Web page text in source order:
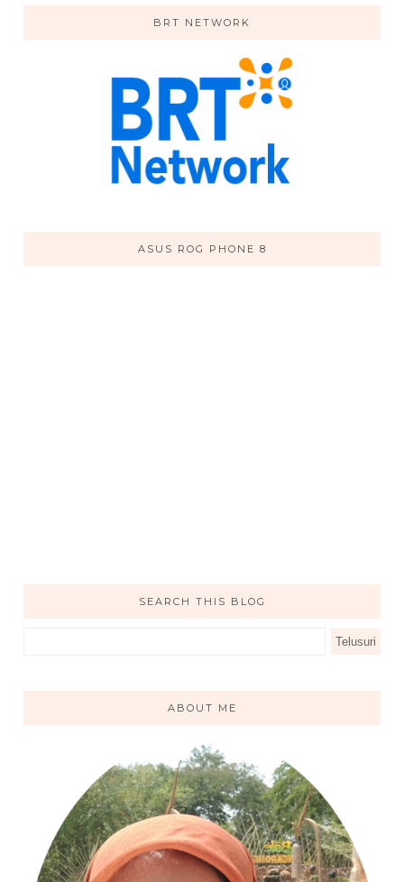
BRT NETWORK
ASUS ROG PHONE 8
SEARCH THIS BLOG
ABOUT ME